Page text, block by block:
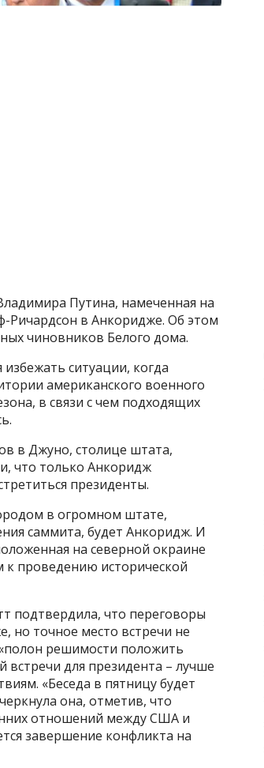
Путина, намеченная на
Ричардсон в Анкоридже. Об этом
чиновников Белого дома.
ситуации, когда
американского военного
в связи с чем подходящих
в Джуно, столице штата,
что только Анкоридж
президенты.
в огромном штате,
саммита, будет Анкоридж. И
на северной окраине
к проведению исторической
подтвердила, что переговоры
но точное место встречи не
решимости положить
для президента – лучше
«Беседа в пятницу будет
она, отметив, что
отношений между США и
завершение конфликта на